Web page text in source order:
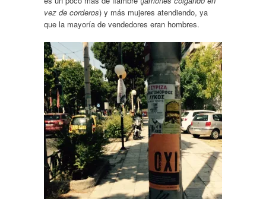
vez de corderos) y más mujeres atendiendo, ya
que la mayoría de vendedores eran hombres.